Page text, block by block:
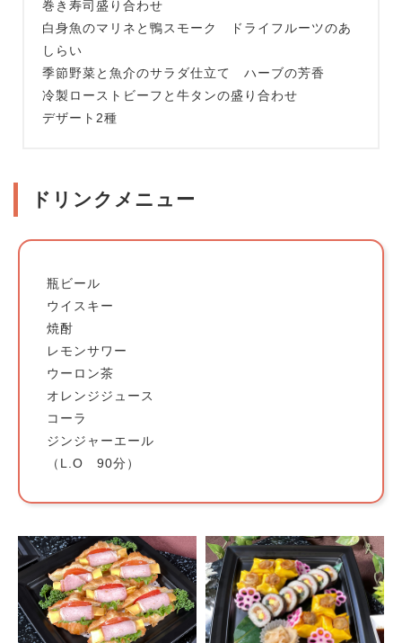
巻き寿司盛り合わせ
白身魚のマリネと鴨スモーク ドライフルーツのあ
しらい
季節野菜と魚介のサラダ仕立て ハーブの芳香
冷製ローストビーフと牛タンの盛り合わせ
デザート2種
ドリンクメニュー
瓶ビール
ウイスキー
焼酎
レモンサワー
ウーロン茶
オレンジジュース
コーラ
ジンジャーエール
（L.O 90分）